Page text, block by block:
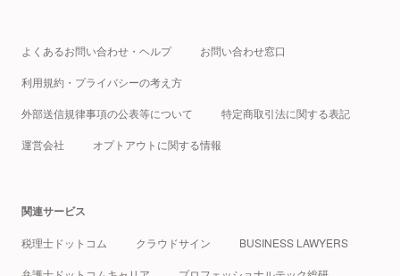
よくあるお問い合わせ・ヘルプ お問い合わせ窓口
利用規約・プライバシーの考え方
外部送信規律事項の公表等について 特定商取引法に関する表記
運営会社 オプトアウトに関する情報
関連サービス
税理士ドットコム クラウドサイン BUSINESS LAWYERS